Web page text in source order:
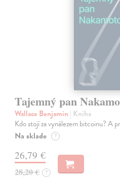
Tajemný pan
Wallace Benjamin | Kniha
Kdo stojí za vynálezem bitcoinu? A
Na sklade ?
26,79 €
28,20 € ?